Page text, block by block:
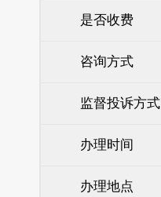
是否收费
咨询方式
监督投诉方式
办理时间
办理地点